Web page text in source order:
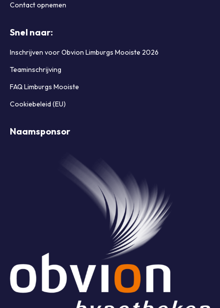
Contact opnemen
Snel naar:
Inschrijven voor Obvion Limburgs Mooiste 2026
Teaminschrijving
FAQ Limburgs Mooiste
Cookiebeleid (EU)
Naamsponsor